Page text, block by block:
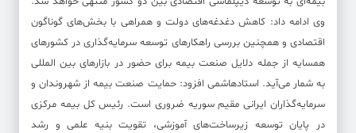
وی ادامه داد: کاهش دغدغه‌های دولت و همراهی با بخش‌های گوناگون
اقتصادی و همچنین بررسی راهکارهای توسعه سرمایه‌گذاری در کشورهای
همسایه از جمله دلایل صنعت بیمه برای حضور در بازارهای بین المللی
به شمار می‌آید. استادهاشمی افزود: حمایت صنعت بیمه از شهروندان و
سرمایه‌گذاران ایرانی مقیم سوریه ضروری است. رئیس کل بیمه مرکزی
در پایان توسعه زیرساخت‌های آموزشی، تقویت بنیه علمی و رشد